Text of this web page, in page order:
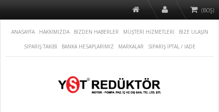
(BOŞ)
ANASAYFA HAKKIMIZDA BİZDEN HABERLER MÜŞTERİ HİZMETLERİ BİZE ULAŞIN
SİPARİŞ TAKİBİ BANKA HESAPLARIMIZ MARKALAR SİPARİŞ İPTAL / İADE